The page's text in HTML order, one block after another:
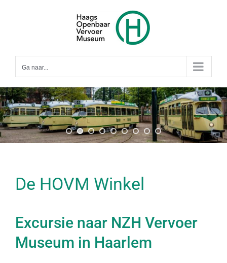
Ga naar...
De HOVM Winkel
Excursie naar NZH Vervoer
Museum in Haarlem